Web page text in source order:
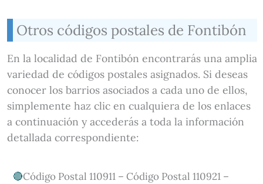
Otros códigos postales de Fontibón
En la localidad de Fontibón encontrarás una amplia
variedad de códigos postales asignados. Si deseas
conocer los barrios asociados a cada uno de ellos,
simplemente haz clic en cualquiera de los enlaces
a continuación y accederás a toda la información
detallada correspondiente:
Código Postal 110911 – Código Postal 110921 –